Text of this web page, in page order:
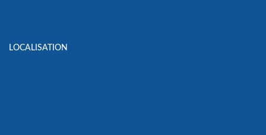
LOCALISATION